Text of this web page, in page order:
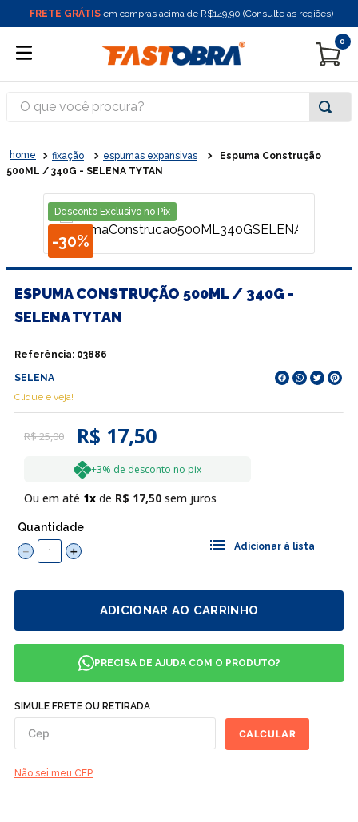
FRETE GRÁTIS em compras acima de R$149,90 (Consulte as regiões)
0
O que você procura?
fixação espumas expansivas
Espuma Construção
500ML / 340G - SELENA TYTAN
Desconto Exclusivo no Pix
-30%
ESPUMA CONSTRUÇÃO 500ML / 340G -
SELENA TYTAN
Referência: 03886
SELENA
Clique e veja!
R$25,00 R$ 17,50
+3% de desconto no pix
Ou em até 1 R$ 17,50 sem juros
Quantidade
＋
－
ADICIONAR AO CARRINHO
PRECISA DE AJUDA COM O PRODUTO?
SIMULE FRETE OU RETIRADA
CALCULAR
Não sei meu CEP